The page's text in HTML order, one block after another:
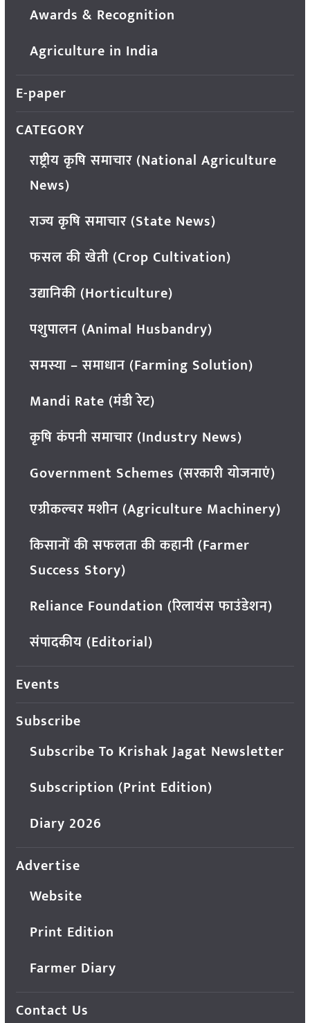
Awards & Recognition
Agriculture in India
E-paper
CATEGORY
राष्ट्रीय कृषि समाचार (National Agriculture
News)
राज्य कृषि समाचार (State News)
फसल की खेती (Crop Cultivation)
उद्यानिकी (Horticulture)
पशुपालन (Animal Husbandry)
समस्या – समाधान (Farming Solution)
Mandi Rate (मंडी रेट)
कृषि कंपनी समाचार (Industry News)
Government Schemes (सरकारी योजनाएं)
एग्रीकल्चर मशीन (Agriculture Machinery)
किसानों की सफलता की कहानी (Farmer
Success Story)
Reliance Foundation (रिलायंस फाउंडेशन)
संपादकीय (Editorial)
Events
Subscribe
Subscribe To Krishak Jagat Newsletter
Subscription (Print Edition)
Diary 2026
Advertise
Website
Print Edition
Farmer Diary
Contact Us